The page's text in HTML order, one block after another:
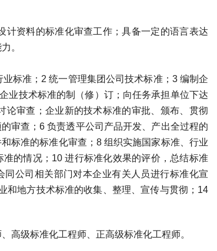
资料的标准化审查工作；具备一定的语言表达
。
标准；2 统一管理集团公司技术标准；3 编制企
业技术标准的制（修）订；向任务承担单位下达
审查；企业新的技术标准的审批、颁布、贯彻
审查；6 负责透平公司产品开发、产出全过程的
标准的标准化审查；8 组织实施国家标准、行业
的情况；10 进行标准化效果的评价，总结标准
公司相关部门对本企业有关人员进行标准化宣
和地方技术标准的收集、整理、宣传与贯彻；14
、高级标准化工程师 、正高级标准化工程师。